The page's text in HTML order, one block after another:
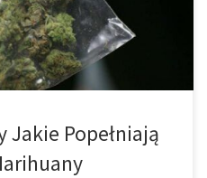
zazdrość pąki od
[…]
Jakie Popełniają